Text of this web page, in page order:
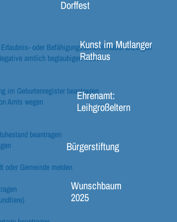
Dorffest
Kunst im Mutlanger
Rathaus
Ehrenamt:
Leihgroßeltern
Bürgerstiftung
Wunschbaum
2025
oder Befähigungsscheininhaber anzeigen
amtlich beglaubigen lassen
im Geburtenregister beantragen
Amts wegen
beantragen
oder Gemeinde melden